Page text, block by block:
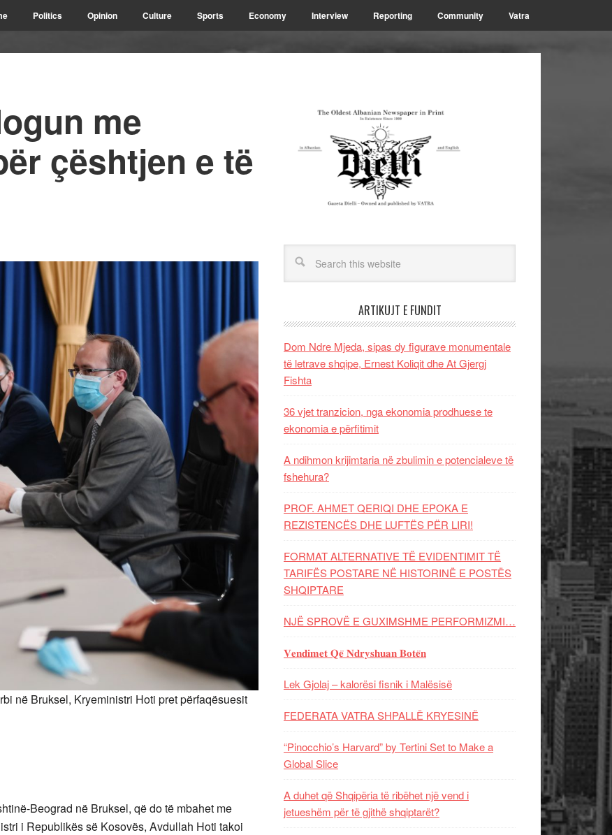
Politics Opinion Culture Sports Economy Interview Reporting Community Vatra
me
çështjen e të
në Bruksel, Kryeministri Hoti pret përfaqësuesit
Beograd në Bruksel, që do të mbahet me
i Republikës së Kosovës, Avdullah Hoti takoi
ARTIKUJT E FUNDIT
Dom Ndre Mjeda, sipas dy figurave monumentale
të letrave shqipe, Ernest Koliqit dhe At Gjergj
Fishta
36 vjet tranzicion, nga ekonomia prodhuese te
ekonomia e përfitimit
A ndihmon krijimtaria në zbulimin e potencialeve të
fshehura?
PROF. AHMET QERIQI DHE EPOKA E
REZISTENCЁS DHE LUFTЁS PЁR LIRI!
FORMAT ALTERNATIVE TË EVIDENTIMIT TË
TARIFËS POSTARE NË HISTORINË E POSTËS
SHQIPTARE
NJË SPROVË E GUXIMSHME PERFORMIZMI…
𝐕𝐞𝐧𝐝𝐢𝐦𝐞𝐭 𝐐𝐞̈ 𝐍𝐝𝐫𝐲𝐬𝐡𝐮𝐚𝐧 𝐁𝐨𝐭𝐞̈𝐧
Lek Gjolaj – kalorësi fisnik i Malësisë
FEDERATA VATRA SHPALLË KRYESINË
“Pinocchio’s Harvard” by Tertini Set to Make a
Global Slice
A duhet që Shqipëria të ribëhet një vend i
jetueshëm për të gjithë shqiptarët?